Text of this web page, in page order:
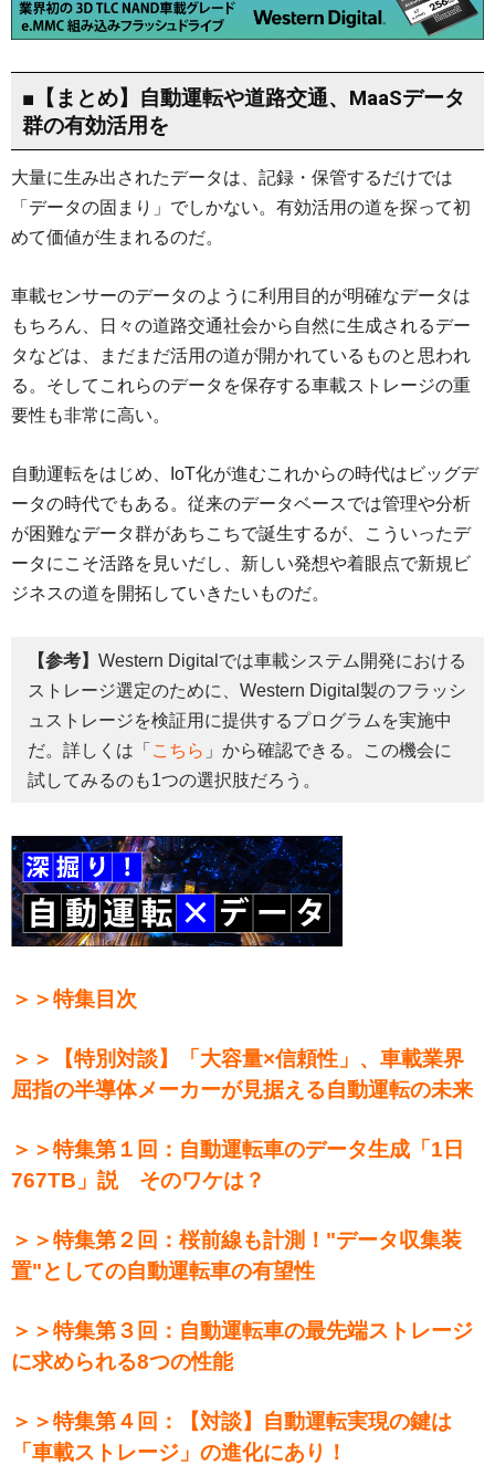
■【まとめ】自動運転や道路交通、MaaSデータ
群の有効活用を
大量に生み出されたデータは、記録・保管するだけでは
「データの固まり」でしかない。有効活用の道を探って初
めて価値が生まれるのだ。
車載センサーのデータのように利用目的が明確なデータは
もちろん、日々の道路交通社会から自然に生成されるデー
タなどは、まだまだ活用の道が開かれているものと思われ
る。そしてこれらのデータを保存する車載ストレージの重
要性も非常に高い。
自動運転をはじめ、IoT化が進むこれからの時代はビッグデ
ータの時代でもある。従来のデータベースでは管理や分析
が困難なデータ群があちこちで誕生するが、こういったデ
ータにこそ活路を見いだし、新しい発想や着眼点で新規ビ
ジネスの道を開拓していきたいものだ。
【参考】 Western Digitalでは車載システム開発における
ストレージ選定のために、Western Digital製のフラッシ
ュストレージを検証用に提供するプログラムを実施中
だ。詳しくは「 こちら 」から確認できる。この機会に
試してみるのも1つの選択肢だろう。
＞＞特集目次
＞＞【特別対談】「大容量×信頼性」、車載業界
屈指の半導体メーカーが見据える自動運転の未来
＞＞特集第１回：自動運転車のデータ生成「1日
767TB」説 そのワケは？
＞＞特集第２回：桜前線も計測！"データ収集装
置"としての自動運転車の有望性
＞＞特集第３回：自動運転車の最先端ストレージ
に求められる8つの性能
＞＞特集第４回：【対談】自動運転実現の鍵は
「車載ストレージ」の進化にあり！